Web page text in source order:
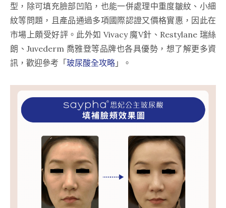
型，除可填充臉部凹陷，也能一併處理中重度皺紋、小細
紋等問題，且產品通過多項國際認證又價格實惠，因此在
市場上頗受好評。此外如 Vivacy 魔V針、Restylane 瑞絲
朗、Juvederm 喬雅登等品牌也各具優勢，想了解更多資
訊，歡迎參考「玻尿酸全攻略 」。